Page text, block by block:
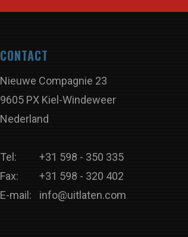
CONTACT
Nieuwe Compagnie 23
9605 PX Kiel-Windeweer
Nederland
Tel:
+31 598 - 350 335
Fax:
+31 598 - 320 402
E-mail:
info@uitlaten.com